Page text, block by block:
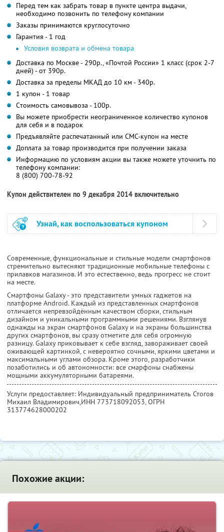
Перед тем как забрать товар в пункте центра выдачи,
необходимо позвонить по телефону компании
Заказы принимаются круглосуточно
Гарантия - 1 год
Условия возврата и обмена товара
Доставка по Москве - 290р., «Почтой России» 1 класс (срок 2-7
дней) - от 390р.
Доставка за пределы МКАД до 10 км - 340р.
1 купон - 1 товар
Cтоимость самовывоза - 100р.
Вы можете приобрести неограниченное количество купонов
для себя и в подарок
Предъявляйте распечатанный или СМС-купон на месте
Доплата за товар производится при получении заказа
Информацию по условиям акции вы также можете уточнить по
телефону компании:
8 (800) 700-78-92
Купон действителен по 9 декабря 2014 включительно
Узнай, как воспользоваться купоном
Современные, функциональные и стильные модели смартфонов
стремительно вытесняют традиционные мобильные телефоны с
прилавков магазинов. И это естественно, ведь прогресс не стоит
на месте.
Смартфоны Galaxy - это представители умных гаджетов на
платформе Android. Каждый из представленных смартфонов
отличается непревзойдённым качеством сборки, стильным
дизайном и уникальными программными решениями. Взглянув
однажды на экран смартфонов Galaxy и на экраны большинства
других смартфонов, вы сразу отметите для себя огромную
разницу. Galaxy приковывает к себе взгляд, завораживает своей
оживающей картинкой, с невероятно сочными, яркими цветами и
максимальными углами обзора. Кроме этого, разработчики
позаботились и об автономности: все смарфоны снабжены
мощными аккумуляторными батареями.
Услуги предоставляет: Индивидуальный предприниматель Стогов
Михаил Владимирович,ИНН 773718092053, ОГРН
313774628000202
Похожие акции: